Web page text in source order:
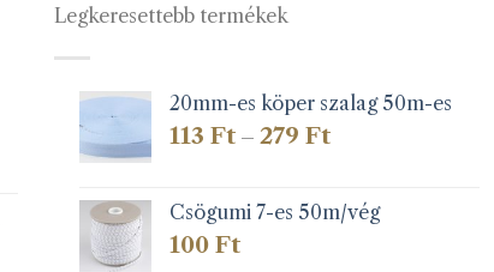
Legkeresettebb termékek
20mm-es köper szalag 50m-es
113Ft – 279FtÁrtartomány:
279 Ft
Csögumi 7-es 50m/vég
100Ft